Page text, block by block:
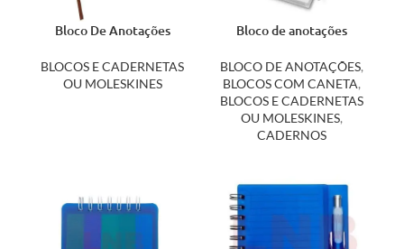
Bloco De Anotações
BLOCOS E CADERNETAS
OU MOLESKINES
Bloco de anotações
Caneta 14687
BLOCO DE ANOTAÇÕES,
BLOCOS COM CANETA,
BLOCOS E CADERNETAS
OU MOLESKINES,
CADERNOS